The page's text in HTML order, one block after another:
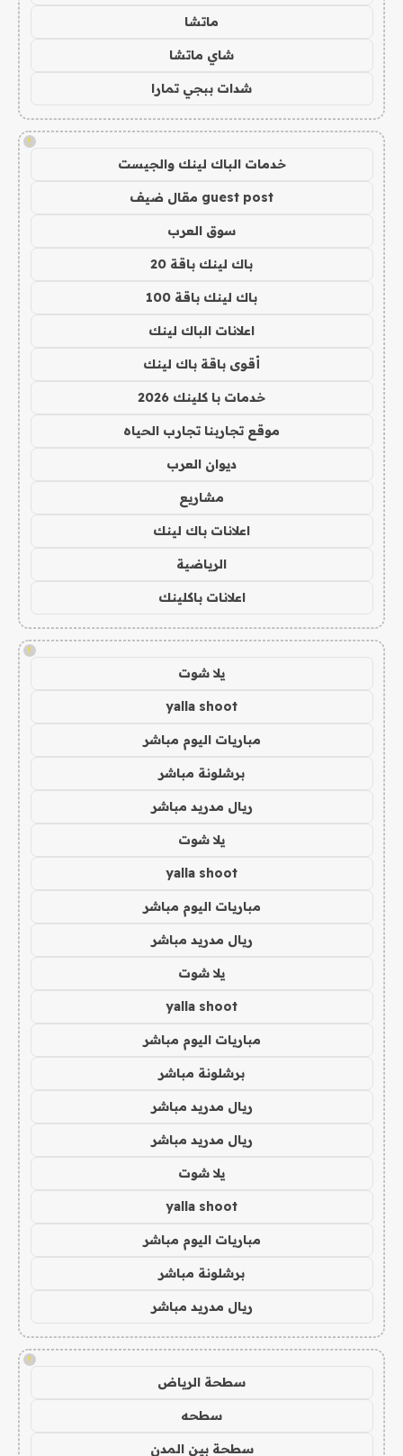
ماتشا
شاي ماتشا
شدات ببجي تمارا
!
خدمات الباك لينك والجيست
guest post مقال ضيف
سوق العرب
باك لينك باقة 20
باك لينك باقة 100
اعلانات الباك لينك
أقوى باقة باك لينك
خدمات با كلينك 2026
موقع تجاربنا تجارب الحياه
ديوان العرب
مشاريع
اعلانات باك لينك
الرياضية
اعلانات باكلينك
!
يلا شوت
yalla shoot
مباريات اليوم مباشر
برشلونة مباشر
ريال مدريد مباشر
يلا شوت
yalla shoot
مباريات اليوم مباشر
ريال مدريد مباشر
يلا شوت
yalla shoot
مباريات اليوم مباشر
برشلونة مباشر
ريال مدريد مباشر
ريال مدريد مباشر
يلا شوت
yalla shoot
مباريات اليوم مباشر
برشلونة مباشر
ريال مدريد مباشر
!
سطحة الرياض
سطحه
سطحة بين المدن